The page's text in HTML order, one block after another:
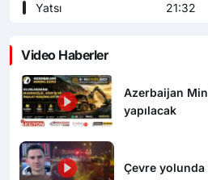
Yatsı 21:32
Video Haberler
Azerbaijan
yapılacak
Çevre yolunda